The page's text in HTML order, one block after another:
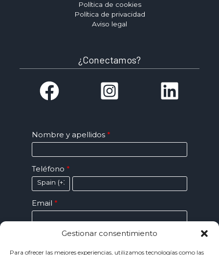
Gestionar consentimiento
Para ofrecer las mejores experiencias, utilizamos tecnologías como las
Política de cookies
Política de privacidad
Aviso legal
¿Conectamos?
Nombre y apellidos
Teléfono
Email
Mensaje